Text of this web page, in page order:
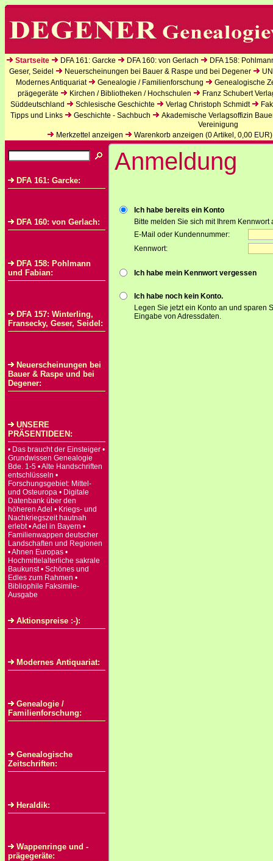
Startseite DFA 161: Garcke DFA 160: von Gerlach
DFA 158:
Geser, Seidel
Neuerscheinungen bei Bauer & Raspe und bei Degener
Modernes Antiquariat
Genealogie / Familienforschung
Genealogische
prägegeräte
Kirchen / Bibliotheken / Hochschulen
Franz Schubert
Süddeutschland
Schlesische Geschichte Verlag Christoph Schmidt
Tipps und Links
Geschichte - Sachbuch
Akademische Verlagsoffizin
Vereinigung
Merkzettel anzeigen
Warenkorb anzeigen (0Artikel, 0,00 EUR)
DFA 161: Garcke:
DFA 160: von Gerlach:
DFA 158: Pohlmann
und Fabian:
DFA 157: Winterling,
Fransecky, Geser, Seidel:
Neuerscheinungen bei
Bauer & Raspe und bei
Degener:
UNSERE
PRÄSENTIDEEN:
• Das braucht der Einsteiger •
Grundwissen Genealogie
Bde. 1-5 • Alte Handschriften
entschlüsseln •
Forschungsgebiet: Mittel-
und Osteuropa • Digitale
Datenbank über den
höheren Adel • Kriegs- und
Nachkriegszeit hautnah
erlebt • Adel in Bayern •
Familienwappen deutscher
Landschaften und Regionen
• Ahnen Europas •
Hochmittelalterliche sakrale
Baukunst • Schönes und
Edles zum Rahmen •
Bibliophile Faksimile-
Ausgabe
Aktionspreise :-):
Modernes Antiquariat:
Genealogie /
Familienforschung:
Genealogische
Zeitschriften:
Heraldik:
Wappenringe und -
prägegeräte:
Anmeldung
Ich habe bereits ein Konto
Bitte melden Sie sich mit Ihrem Kennwort
E-Mail oder Kundennummer:
Kennwort:
Ich habe mein Kennwort vergessen
Ich habe noch kein Konto.
Legen Sie jetzt ein Konto an und sparen
Eingabe von Adressdaten.